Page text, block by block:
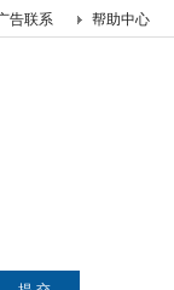
帮助中心
告联系